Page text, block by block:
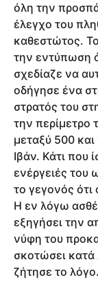
όλη την
έλεγχο του
καθεστώτος.
την εντύπωση
σχεδίαζε να
οδήγησε ένα
στρατός του
την περίμετρο
μεταξύ 500
Ιβάν. Κάτι που
ενέργειές του
το γεγονός
Η εν λόγω
εξηγήσει την
νύφη του
σκοτώσει κατά
ζήτησε το λόγο.